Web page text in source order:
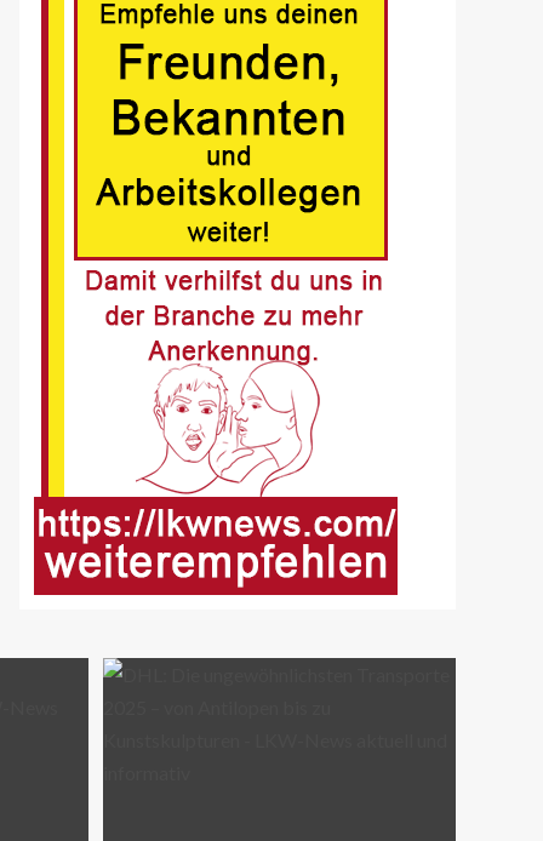
BRANCHEN-NEWS (DE)
MAN Engines präsentiert
nächste Generation der
bewährten Baureihe MAN
E32
BLAULICHT DE
Schwerverletzter
Fussgänger nach Unfall in
Buer
BLAULICHT DE
Offenburg, A5 – Zwei
Unfälle legen
Berufsverkehr lahm
FUHRPARK-UNTERNEHMENS-NEWS
Sattelauflieger im
Kundeneinsatz beim Bau
mobiler Strassen